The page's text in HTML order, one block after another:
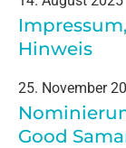
Hinweis
25. November
Good